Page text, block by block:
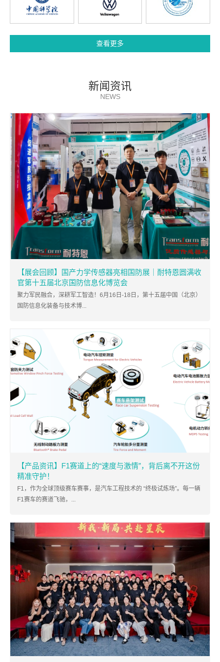
查看更多
新闻资讯
NEWS
【展会回顾】国产力学传感器亮相国防展｜耐特恩圆满收
官第十五届北京国防信息化博览会
聚力军民融合，深耕军工智造！6月16日-18日，第十五届中国（北京）
国防信息化装备与技术博...
【产品资讯】F1赛道上的“速度与激情”，背后离不开这份
精准守护！
F1，作为全球顶级赛车赛事，是汽车工程技术的 “终极试炼场”。每一辆
F1赛车的赛道飞驰，...